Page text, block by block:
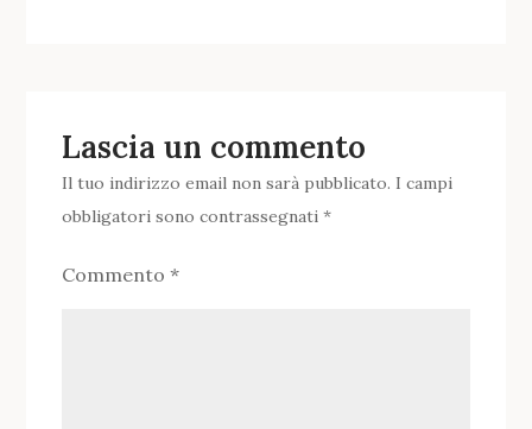
Lascia un commento
Il tuo indirizzo email non sarà pubblicato. I campi
obbligatori sono contrassegnati*
Commento*